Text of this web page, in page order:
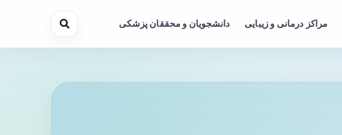
مراکز درمانی و زیبایی دانشجویان و محققان پزشکی